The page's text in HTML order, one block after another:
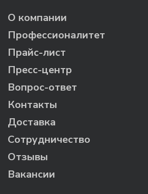
О компании
Профессионалитет
Прайс-лист
Пресс-центр
Вопрос-ответ
Контакты
Доставка
Сотрудничество
Отзывы
Вакансии